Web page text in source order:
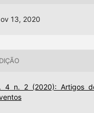
13, 2020
4 n. 2 (2020): Artigos